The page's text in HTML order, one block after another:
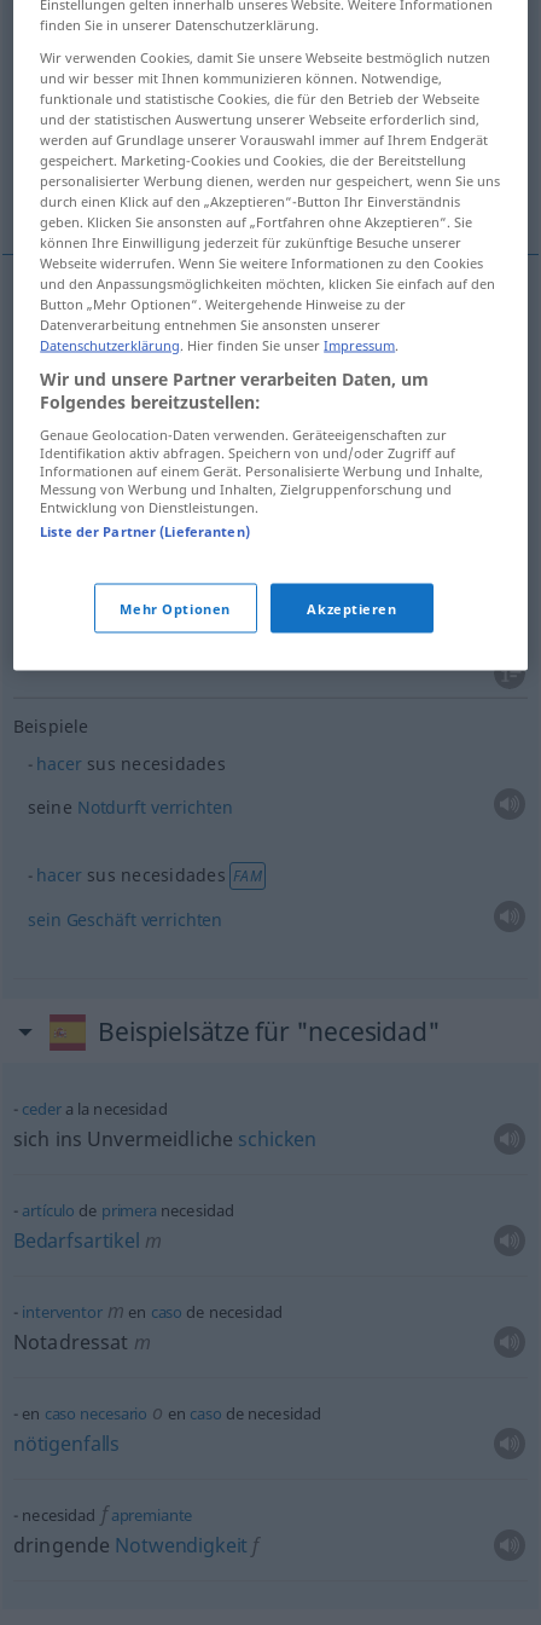
Übersicht aller Übersetzungen
(Für mehr Details die Übersetzung anklicken/antippen)
Notwendigkeit Not
Bedarf, Bedürfnis Weitere Beispiele...
Notwendigkeitf necesidad
Notf necesidad(≈ urgencia, apuro)
Bedürfnis necesidad (≈ deseo, exigencia)
Beispiele
hacersus necesidades
seine Notdurft verrichten
hacersus necesidades FAM
sein Geschäft verrichten
Beispielsätze für "necesidad"
cedera la necesidad
sich ins Unvermeidliche schicken
artículo de primera necesidad
Bedarfsartikel m
interventorm en caso de necesidad
Notadressat m
en caso necesario o en caso de necesidad
nötigenfalls
necesidad fapremiante
dringende Notwendigkeit f
Einstellungen gelten innerhalb unseres Website. Weitere Informationen
finden Sie in unserer Datenschutzerklärung.
Wir verwenden Cookies, damit Sie unsere Webseite bestmöglich nutzen
und wir besser mit Ihnen kommunizieren können. Notwendige,
funktionale und statistische Cookies, die für den Betrieb der Webseite
und der statistischen Auswertung unserer Webseite erforderlich sind,
werden auf Grundlage unserer Vorauswahl immer auf Ihrem Endgerät
gespeichert. Marketing-Cookies und Cookies, die der Bereitstellung
personalisierter Werbung dienen, werden nur gespeichert, wenn Sie uns
durch einen Klick auf den „Akzeptieren“-Button Ihr Einverständnis
geben. Klicken Sie ansonsten auf „Fortfahren ohne Akzeptieren“. Sie
können Ihre Einwilligung jederzeit für zukünftige Besuche unserer
Webseite widerrufen. Wenn Sie weitere Informationen zu den Cookies
und den Anpassungsmöglichkeiten möchten, klicken Sie einfach auf den
Button „Mehr Optionen“. Weitergehende Hinweise zu der
Datenverarbeitung entnehmen Sie ansonsten unserer
Datenschutzerklärung. Hier finden Sie unserImpressum.
Wir und unsere Partner verarbeiten Daten, um
Folgendes bereitzustellen:
Genaue Geolocation-Daten verwenden. Geräteeigenschaften zur
Identifikation aktiv abfragen. Speichern von und/oder Zugriff auf
Informationen auf einem Gerät. Personalisierte Werbung und Inhalte,
Messung von Werbung und Inhalten, Zielgruppenforschung und
Entwicklung von Dienstleistungen.
Liste der Partner (Lieferanten)
Mehr Optionen Akzeptieren